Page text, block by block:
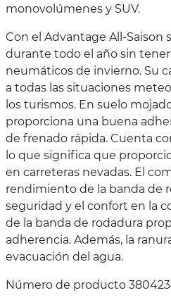
monovolúmenes y SUV.
Con el Advantage All-Saison
durante todo el año sin
neumáticos de invierno. Su
a todas las situaciones
los turismos. En suelo
proporciona una buena
de frenado rápida. Cuenta
lo que significa que
en carreteras nevadas. El
rendimiento de la banda de
seguridad y el confort en la
de la banda de rodadura
adherencia. Además, la
evacuación del agua.
Número de producto